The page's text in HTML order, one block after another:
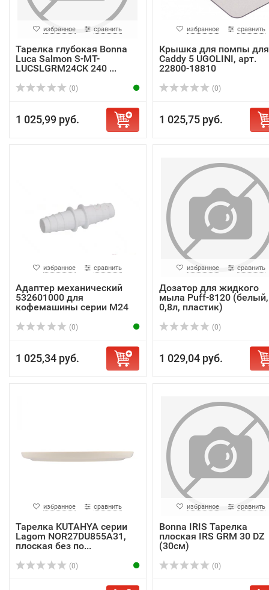
избранное сравнить
Тарелка глубокая Bonna
Luca Salmon S-MT-
LUCSLGRM24CK 240 ...
(0)
1 025,99 руб.
избранное сравнить
Крышка для помпы для
Caddy 5 UGOLINI, арт.
22800-18810
(0)
1 025,75 руб.
избранное сравнить
Адаптер механический
532601000 для
кофемашины серии М24
(0)
1 025,34 руб.
избранное сравнить
Дозатор для жидкого
мыла Puff-8120 (белый,
0,8л, пластик)
(0)
1 029,04 руб.
избранное сравнить
Тарелка KUTAHYA серии
Lagom NOR27DU855A31,
плоская без по...
(0)
избранное сравнить
Bonna IRIS Тарелка
плоская IRS GRM 30 DZ
(30см)
(0)